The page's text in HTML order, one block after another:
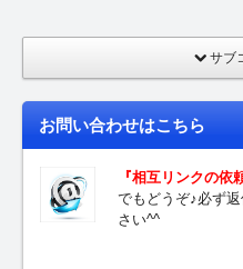
サブ
お問い合わせはこちら
『相互リンクの依
でもどうぞ♪必ず
さい^^